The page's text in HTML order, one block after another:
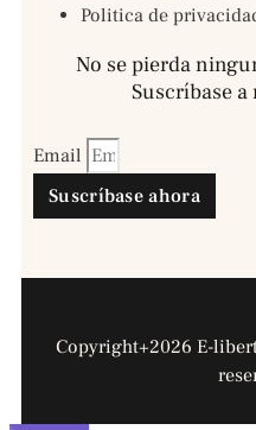
Politica de
No se pierda
Suscríbase
Email
Suscríbase ahora
Copyright+2026 E-